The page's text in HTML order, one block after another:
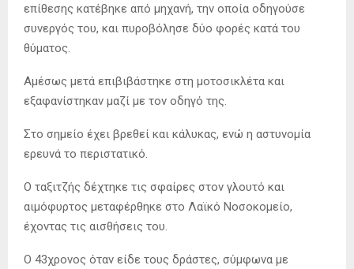
επίθεσης κατέβηκε από μηχανή, την οποία οδηγούσε
συνεργός του, και πυροβόλησε δύο φορές κατά του
θύματος.
Αμέσως μετά επιβιβάστηκε στη μοτοσικλέτα και
εξαφανίστηκαν μαζί με τον οδηγό της.
Στο σημείο έχει βρεθεί και κάλυκας, ενώ η αστυνομία
ερευνά το περιστατικό.
Ο ταξιτζής δέχτηκε τις σφαίρες στον γλουτό και
αιμόφυρτος μεταφέρθηκε στο Λαϊκό Νοσοκομείο,
έχοντας τις αισθήσεις του.
Ο 43χρονος όταν είδε τους δράστες, σύμφωνα με